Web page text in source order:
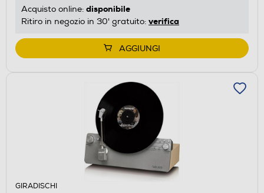
Acquisto online: disponibile
Ritiro in negozio in 30' gratuito: verifica
AGGIUNGI
GIRADISCHI